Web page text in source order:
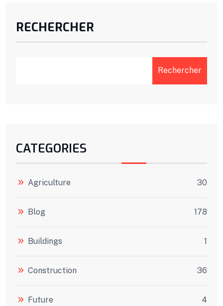
RECHERCHER
Rechercher
CATEGORIES
Agriculture 30
Blog 178
Buildings 1
Construction 36
Future 4